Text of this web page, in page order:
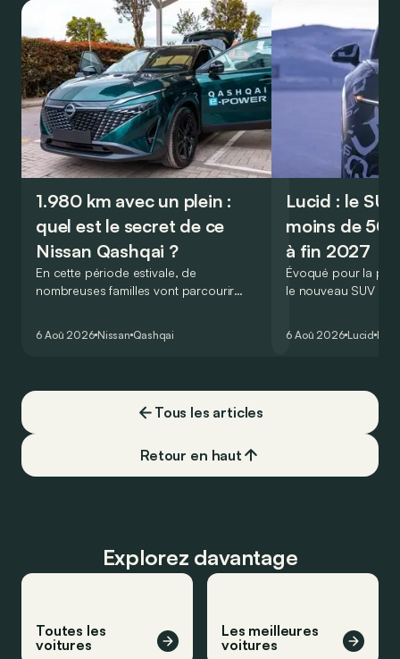
1.980 km avec un plein :
quel est le secret de ce
Nissan Qashqai ?
En cette période estivale, de
nombreuses familles vont parcourir
Qashqai e-Power, il serait possible de
6 Aoû 2026 Nissan Qashqai
Lucid : le
moins de
à fin 2027
Évoqué pour la
le nouveau SUV
l’année 2026.
6 Aoû 2026 Lucid
Tous les articles
Retour en haut
Explorez davantage
Toutes les
voitures
Les meilleures
voitures